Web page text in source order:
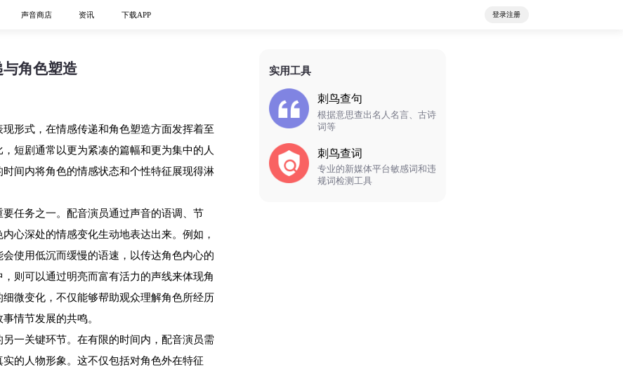
声音商店 资讯 下载APP 登录注册
角色塑造
形式，在情感传递和角色塑造方面发挥着至
短剧通常以更为紧凑的篇幅和更为集中的人
间内将角色的情感状态和个性特征展现得淋
任务之一。配音演员通过声音的语调、节
心深处的情感变化生动地表达出来。例如，
使用低沉而缓慢的语速，以传达角色内心的
则可以通过明亮而富有活力的声线来体现角
微变化，不仅能够帮助观众理解角色所经历
情节发展的共鸣。
一关键环节。在有限的时间内，配音演员需
的人物形象。这不仅包括对角色外在特征
实用工具
刺鸟查句
根据意思查出名人名言、古诗
词等
刺鸟查词
专业的新媒体平台敏感词和违
规词检测工具